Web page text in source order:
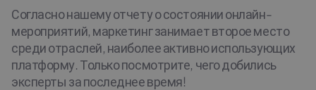
Согласно нашему отчету о состоянии онлайн-
мероприятий, маркетинг занимает второе место
среди отраслей, наиболее активно использующих
платформу. Только посмотрите, чего добились
эксперты за последнее время!